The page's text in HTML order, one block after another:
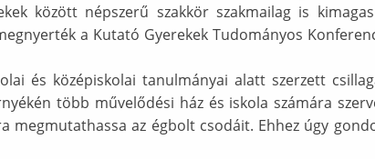
között népszerű szakkör szakmailag is
a Kutató Gyerekek Tudományos
és középiskolai tanulmányai alatt szerzett
több művelődési ház és iskola számára
megmutathassa az égbolt csodáit. Ehhez úgy